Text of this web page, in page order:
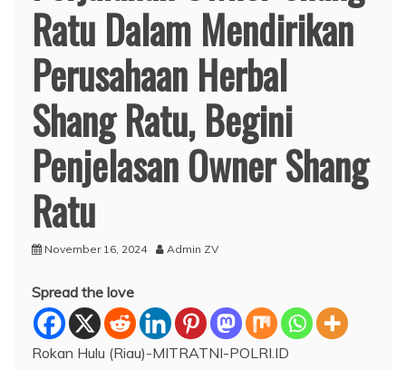
Ratu Dalam Mendirikan
Perusahaan Herbal
Shang Ratu, Begini
Penjelasan Owner Shang
Ratu
November 16, 2024 Admin ZV
Spread the love
Rokan Hulu (Riau)-MITRATNI-POLRI.ID